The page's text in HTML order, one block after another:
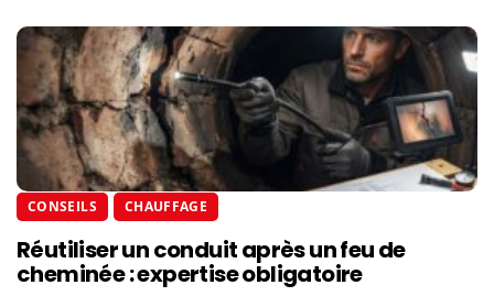
CONSEILS CHAUFFAGE
Réutiliser un conduit après un feu de
cheminée : expertise obligatoire